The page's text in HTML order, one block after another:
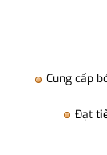
Cung cấp
Đạt